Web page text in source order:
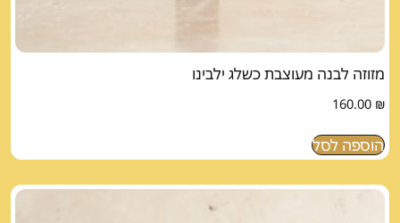
מזוזה לבנה מעוצבת כשלג ילבינו
160.00 ₪
הוספה לסל